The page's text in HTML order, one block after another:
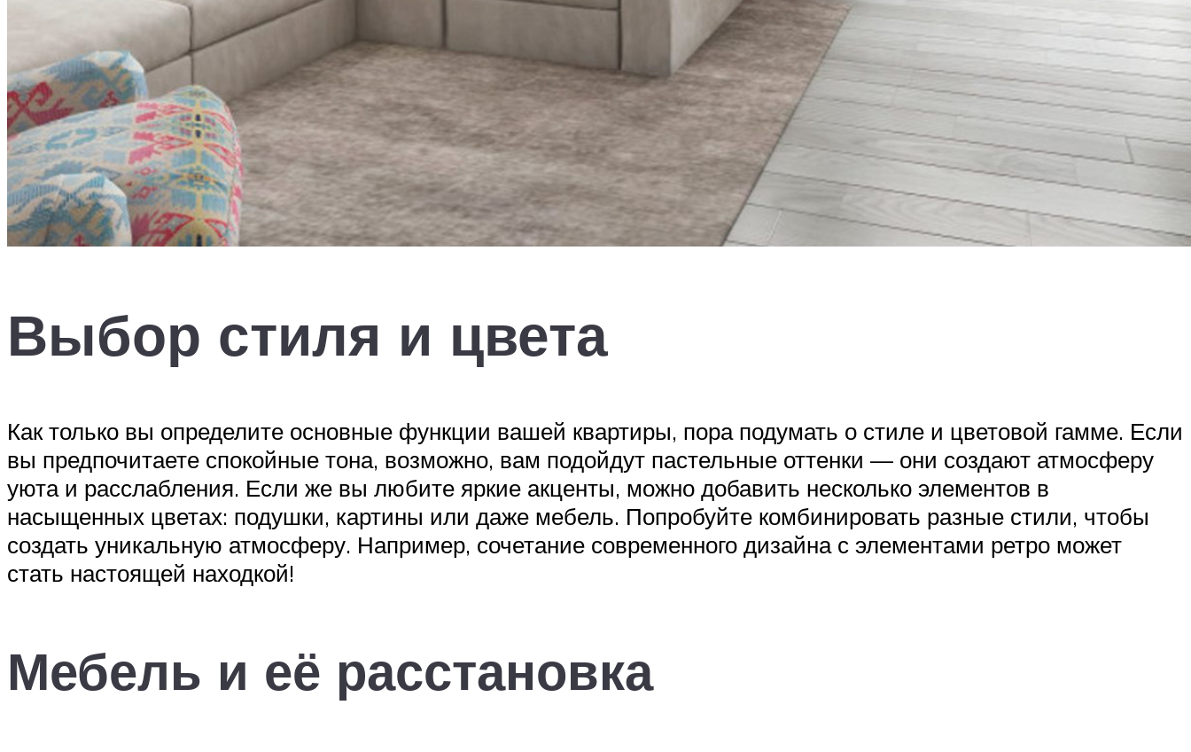
Выбор стиля и цвета
Как только вы определите основные функции вашей квартиры, пора подумать о стиле и цветовой гамме. Если
вы предпочитаете спокойные тона, возможно, вам подойдут пастельные оттенки — они создают атмосферу
уюта и расслабления. Если же вы любите яркие акценты, можно добавить несколько элементов в
насыщенных цветах: подушки, картины или даже мебель. Попробуйте комбинировать разные стили, чтобы
создать уникальную атмосферу. Например, сочетание современного дизайна с элементами ретро может
стать настоящей находкой!
Мебель и её расстановка